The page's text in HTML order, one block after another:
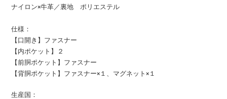
ナイロン×牛革／裏地 ポリエステル
仕様：
【口開き】ファスナー
【内ポケット】２
【前胴ポケット】ファスナー
【背胴ポケット】ファスナー×１、マグネット×１
生産国：